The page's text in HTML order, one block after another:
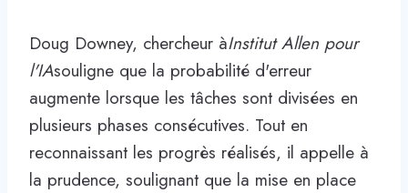
Doug Downey, chercheur àInstitut Allen pour
l'IAsouligne que la probabilité d'erreur
augmente lorsque les tâches sont divisées en
plusieurs phases consécutives. Tout en
reconnaissant les progrès réalisés, il appelle à
la prudence, soulignant que la mise en place